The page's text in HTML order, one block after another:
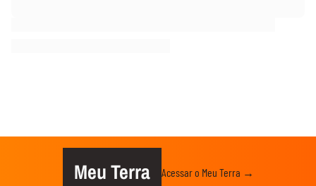
Meu Terra Acessar o Meu Terra →